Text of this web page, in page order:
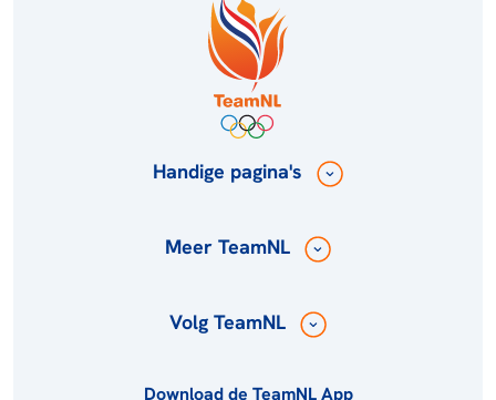
Handige pagina's
Meer TeamNL
Volg TeamNL
Download de TeamNL App